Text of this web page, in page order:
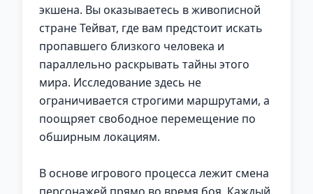
экшена. Вы оказываетесь в живописной
стране Тейват, где вам предстоит искать
пропавшего близкого человека и
параллельно раскрывать тайны этого
мира. Исследование здесь не
ограничивается строгими маршрутами, а
поощряет свободное перемещение по
обширным локациям.
В основе игрового процесса лежит смена